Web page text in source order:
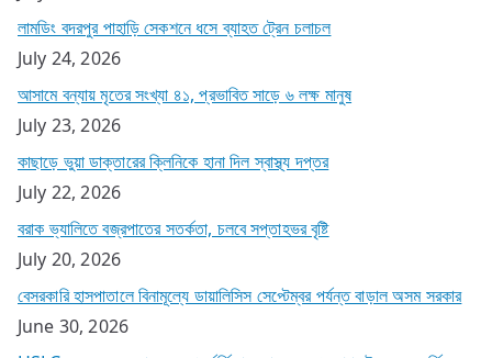
লামডিং বদরপুর পাহাড়ি সেকশনে ধসে ব্যাহত ট্রেন চলাচল
July 24, 2026
আসামে বন্যায় মৃতের সংখ্যা ৪১, প্রভাবিত সাড়ে ৬ লক্ষ মানুষ
July 23, 2026
কাছাড়ে ভুয়া ডাক্তারের ক্লিনিকে হানা দিল স্বাস্থ্য দপ্তর
July 22, 2026
বরাক ভ্যালিতে বজ্রপাতের সতর্কতা, চলবে সপ্তাহভর বৃষ্টি
July 20, 2026
বেসরকারি হাসপাতালে বিনামূল্যে ডায়ালিসিস সেপ্টেম্বর পর্যন্ত বাড়াল অসম সরকার
June 30, 2026